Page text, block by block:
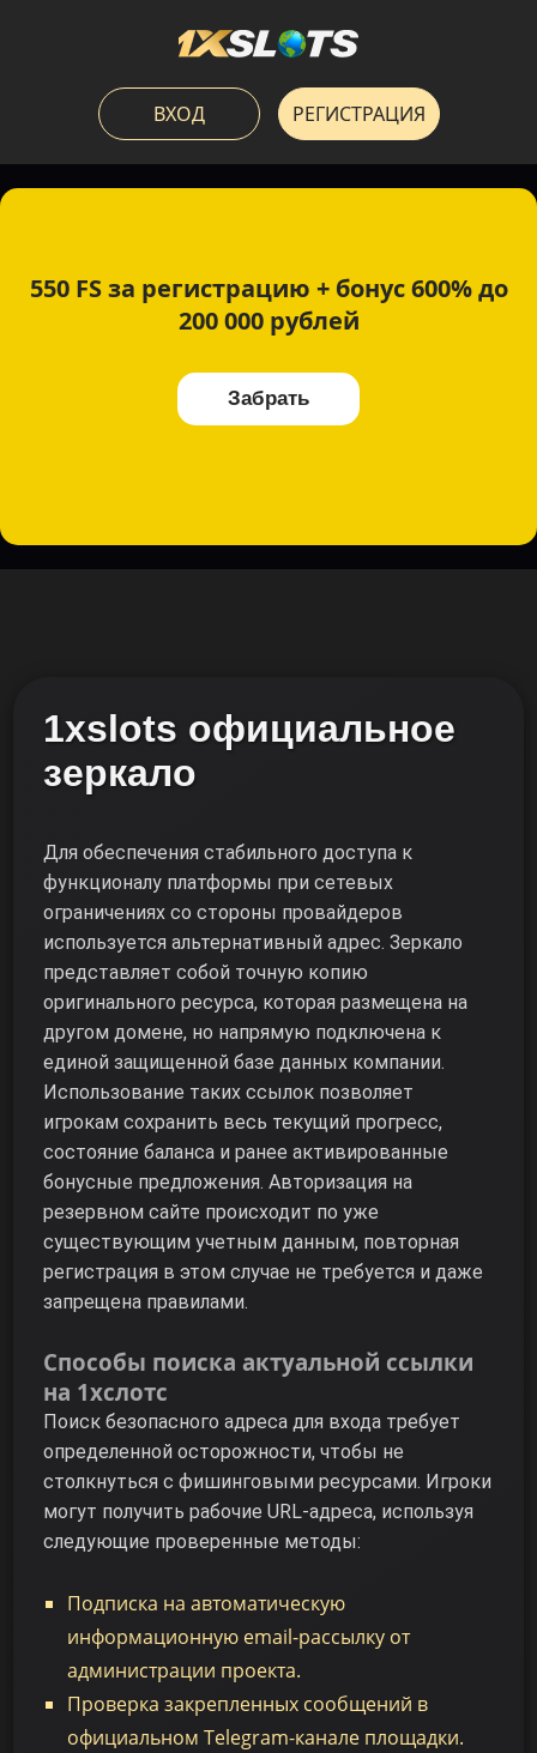
ВХОД РЕГИСТРАЦИЯ
550 FS за регистрацию + бонус 600% до
200 000 рублей
Забрать
1xslots официальное
зеркало
Для обеспечения стабильного доступа к
функционалу платформы при сетевых
ограничениях со стороны провайдеров
используется альтернативный адрес. Зеркало
представляет собой точную копию
оригинального ресурса, которая размещена на
другом домене, но напрямую подключена к
единой защищенной базе данных компании.
Использование таких ссылок позволяет
игрокам сохранить весь текущий прогресс,
состояние баланса и ранее активированные
бонусные предложения. Авторизация на
резервном сайте происходит по уже
существующим учетным данным, повторная
регистрация в этом случае не требуется и даже
запрещена правилами.
Способы поиска актуальной ссылки
на 1хслотс
Поиск безопасного адреса для входа требует
определенной осторожности, чтобы не
столкнуться с фишинговыми ресурсами. Игроки
могут получить рабочие URL-адреса, используя
следующие проверенные методы:
Подписка на автоматическую
информационную email-рассылку от
администрации проекта.
Проверка закрепленных сообщений в
официальном Telegram-канале площадки.